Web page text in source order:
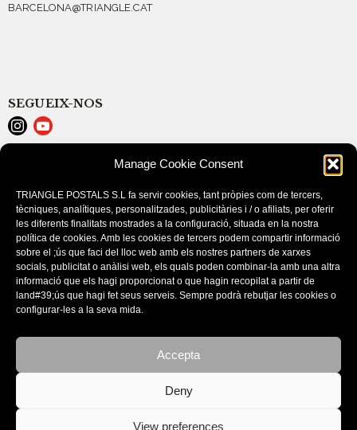
Manage Cookie Consent
TRIANGLE POSTALS S.L fa servir cookies, tant pròpies com de tercers,
tècniques, analítiques, personalitzades, publicitàries i / o afiliats, per oferir
les diferents finalitats mostrades a la configuració, situada en la nostra
política de cookies. Amb les cookies de tercers podem compartir informació
sobre el ;ús que faci del lloc web amb els nostres partners de xarxes
socials, publicitat o anàlisi web, els quals poden combinar-la amb una altra
informació que els hagi proporcionat o que hagin recopilat a partir de
land#39;ús que hagi fet seus serveis. Sempre podrà rebutjar les cookies o
configurar-les a la seva mida.
Accepta
Deny
View preferences
BARCELONA@TRIANGLE.CAT
SEGUEIX-NOS
COOKIE POLICY (EU)
PURCHASE CONDITIONS